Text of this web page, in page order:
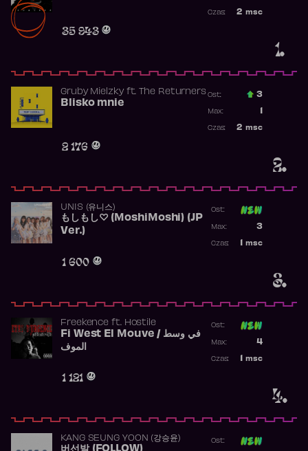
1.
35 943
2 msc
Czas:
2.
Gruby Mielzkyft. The Returners
Blisko mnie
2 176
Ost.: 3
Max:
2 msc
Czas:
3.
UNIS (유니스)
もしもし♡ (MoshiMoshi) (JP
Ver.)
1 600
Ost:
3
Max:
msc
Czas:
4.
Freekence ft. Hostile
Fi West El Mouve / في وسط
الموف
1 121
Ost:
4
Max:
msc
Czas:
KANG SEUNG YOON (강승윤)
버선발 (FOLLOW)
Ost: